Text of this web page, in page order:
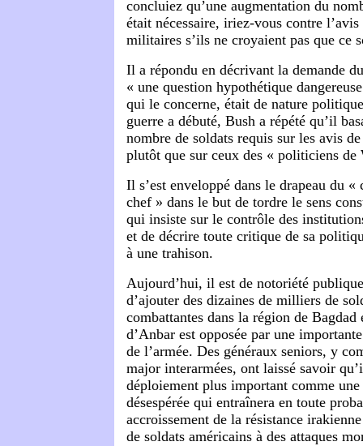
concluiez qu’une augmentation du
était nécessaire, iriez-vous contre
militaires s’ils ne croyaient pas que ce
Il a répondu en décrivant la demande
« une question hypothétique
qui le concerne, était de nature
guerre a débuté, Bush a répété qu’il
nombre de soldats requis sur les avis
plutôt que sur ceux des « politiciens de
Il s’est enveloppé dans le drapeau du «
chef » dans le but de tordre le sens
qui insiste sur le contrôle des
et de décrire toute critique de sa
à une trahison.
Aujourd’hui, il est de notoriété
d’ajouter des dizaines de milliers de
combattantes dans la région de
d’Anbar est opposée par une
de l’armée. Des généraux seniors, y
major interarmées, ont laissé savoir
déploiement plus important comme
désespérée qui entraînera en toute
accroissement de la résistance
de soldats américains à des attaques